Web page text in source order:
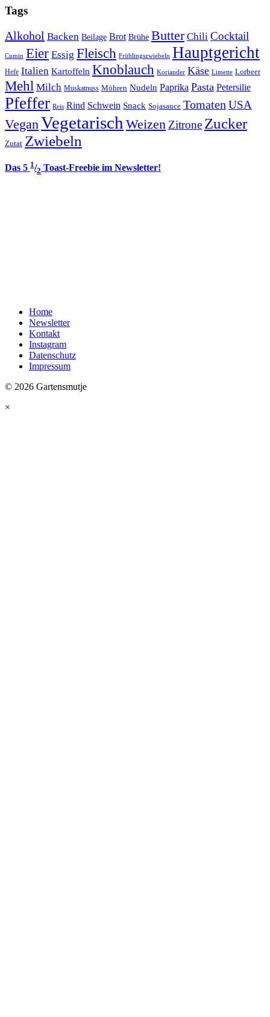
Tags
Alkohol Backen Beilage Brot Brühe Butter Chili Cocktail
Cumin Eier Essig Fleisch Frühlingszwiebeln Hauptgericht
Hefe Italien Kartoffeln Knoblauch Koriander Käse Limette Lorbeer
Mehl Milch Muskatnuss Möhren Nudeln Paprika Pasta Petersilie
Pfeffer Reis Rind Schwein Snack Sojasauce Tomaten USA
VeganVegetarisch Weizen Zitrone Zucker
Zutat Zwiebeln
Das 5 1/2 Toast-Freebie im Newsletter!
Home
Newsletter
Kontakt
Instagram
Datenschutz
Impressum
© 2026 Gartensmutje
×